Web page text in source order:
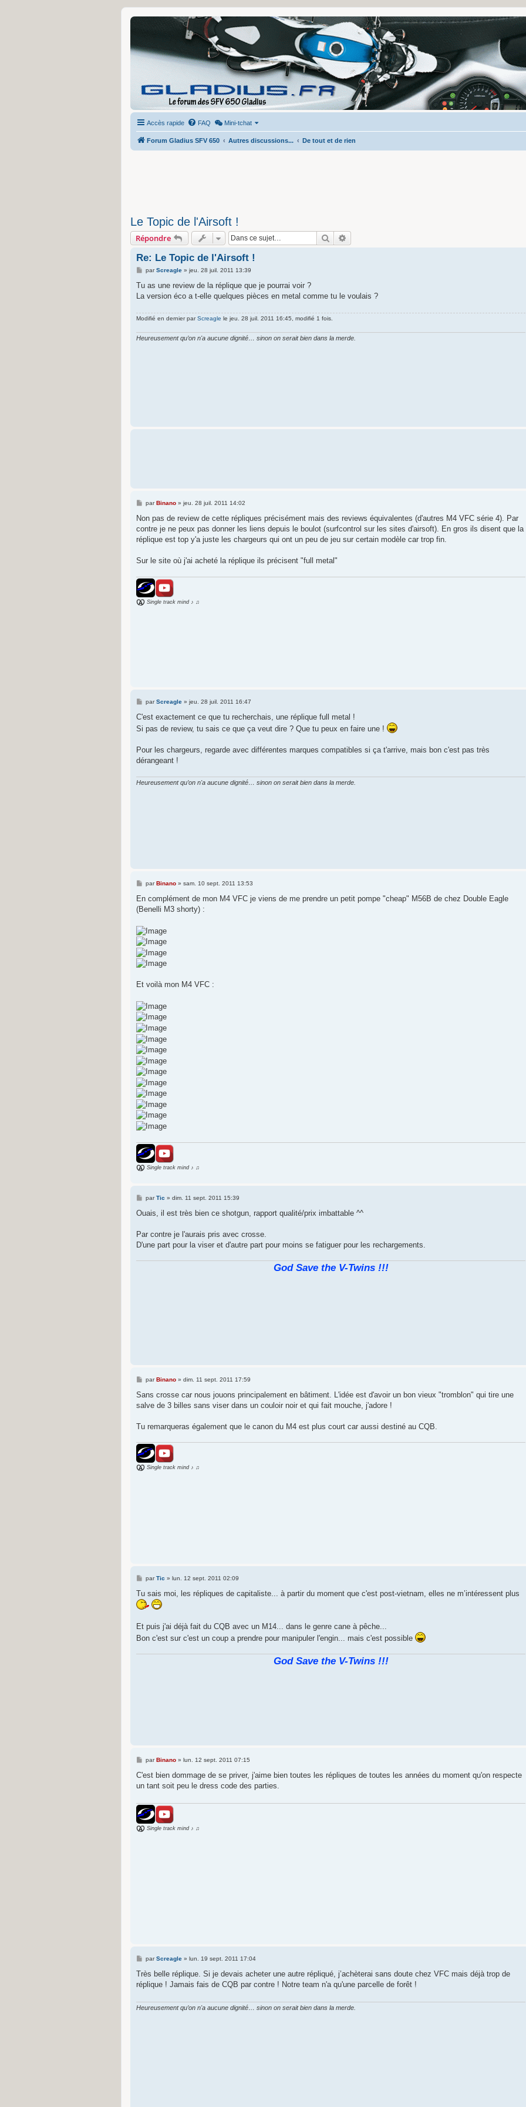
Accès rapide FAQ Mini-tchat
Forum Gladius SFV 650 Autres discussions... De tout et de rien
Le Topic de l'Airsoft !
Répondre Rechercher
Re: Le Topic de l'Airsoft !
M
s
a
e
parScreagle» jeu. 28 juil. 2011 13:39
Tu as une review de la réplique que je pourrai voir ?
La version éco a t-elle quelques pièces en metal comme tu le voulais ?
Modifié en dernier parScreagle le jeu. 28 juil. 2011 16:45, modifié 1 fois.
Heureusement qu’on n'a aucune dignité… sinon on serait bien dans la merde.
M
s
a
g
e
parBinano» jeu. 28 juil. 2011 14:02
Non pas de review de cette répliques précisément mais des reviews équivalentes (d'autres M4 VFC série 4). Par
contre je ne peux pas donner les liens depuis le boulot (surfcontrol sur les sites d'airsoft). En gros ils disent que la
réplique est top y'a juste les chargeurs qui ont un peu de jeu sur certain modèle car trop fin.
Sur le site où j'ai acheté la réplique ils précisent "full metal"
Single track mind ♪ ♫
M
s
a
parScreagle» jeu. 28 juil. 2011 16:47
C'est exactement ce que tu recherchais, une réplique full metal !
Si pas de review, tu sais ce que ça veut dire ? Que tu peux en faire une !
Pour les chargeurs, regarde avec différentes marques compatibles si ça t'arrive, mais bon c'est pas très
dérangeant !
Heureusement qu’on n'a aucune dignité… sinon on serait bien dans la merde.
M
s
a
e
parBinano» sam. 10 sept. 2011 13:53
En complément de mon M4 VFC je viens de me prendre un petit pompe "cheap" M56B de chez Double Eagle
(Benelli M3 shorty) :
Et voilà mon M4 VFC :
Single track mind ♪ ♫
M
s
g
parTic » dim. 11 sept. 2011 15:39
Ouais, il est très bien ce shotgun, rapport qualité/prix imbattable ^^
Par contre je l'aurais pris avec crosse.
D'une part pour la viser et d'autre part pour moins se fatiguer pour les rechargements.
God Save the V-Twins !!!
M
s
a
parBinano» dim. 11 sept. 2011 17:59
Sans crosse car nous jouons principalement en bâtiment. L'idée est d'avoir un bon vieux "tromblon" qui tire une
salve de 3 billes sans viser dans un couloir noir et qui fait mouche, j'adore !
Tu remarqueras également que le canon du M4 est plus court car aussi destiné au CQB.
Single track mind ♪ ♫
M
s
s
a
parTic » lun. 12 sept. 2011 02:09
Tu sais moi, les répliques de capitaliste... à partir du moment que c'est post-vietnam, elles ne m’intéressent plus
Et puis j'ai déjà fait du CQB avec un M14... dans le genre cane à pêche...
Bon c'est sur c'est un coup a prendre pour manipuler l'engin... mais c'est possible
God Save the V-Twins !!!
M
s
a
parBinano» lun. 12 sept. 2011 07:15
C'est bien dommage de se priver, j'aime bien toutes les répliques de toutes les années du moment qu'on respecte
un tant soit peu le dress code des parties.
Single track mind ♪ ♫
M
s
a
parScreagle» lun. 19 sept. 2011 17:04
Très belle réplique. Si je devais acheter une autre répliqué, j’achèterai sans doute chez VFC mais déjà trop de
réplique ! Jamais fais de CQB par contre ! Notre team n'a qu'une parcelle de forêt !
Heureusement qu’on n'a aucune dignité… sinon on serait bien dans la merde.